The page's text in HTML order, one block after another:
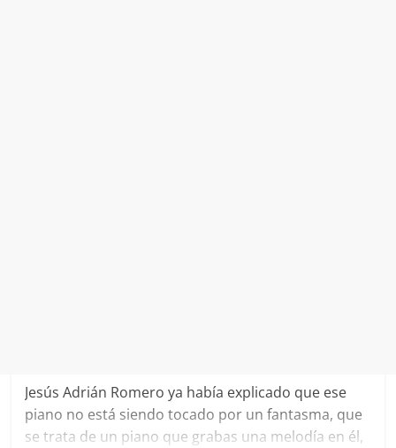
Jesús Adrián Romero ya había explicado que ese
piano no está siendo tocado por un fantasma, que
se trata de un piano que grabas una melodía en él,